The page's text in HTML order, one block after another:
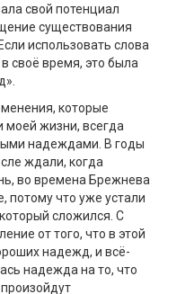
свой потенциал
существования
использовать слова
своё время, это была
которые
моей жизни, всегда
надеждами. В годы
ждали, когда
во времена Брежнева
потому что уже устали
сложился. С
от того, что в этой
надежд, и всё-
надежда на то, что